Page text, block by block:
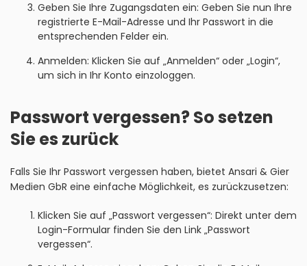
Geben Sie Ihre Zugangsdaten ein: Geben Sie nun Ihre
registrierte E-Mail-Adresse und Ihr Passwort in die
entsprechenden Felder ein.
Anmelden: Klicken Sie auf „Anmelden“ oder „Login“,
um sich in Ihr Konto einzologgen.
Passwort vergessen? So setzen
Sie es zurück
Falls Sie Ihr Passwort vergessen haben, bietet Ansari & Gier
Medien GbR eine einfache Möglichkeit, es zurückzusetzen:
Klicken Sie auf „Passwort vergessen“: Direkt unter dem
Login-Formular finden Sie den Link „Passwort
vergessen“.